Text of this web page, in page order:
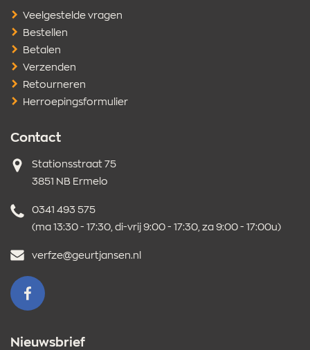
Veelgestelde vragen
Bestellen
Betalen
Verzenden
Retourneren
Herroepingsformulier
Contact
Adres
Stationsstraat 75
3851 NB Ermelo
Telefoonnummer
0341 493 575
(ma 13:30 - 17:30, di-vrij 9:00 - 17:30, za 9:00 - 17:00u)
E-
verfze@geurtjansen.nl
VOLG ONS OP FACEBOOK
Nieuwsbrief